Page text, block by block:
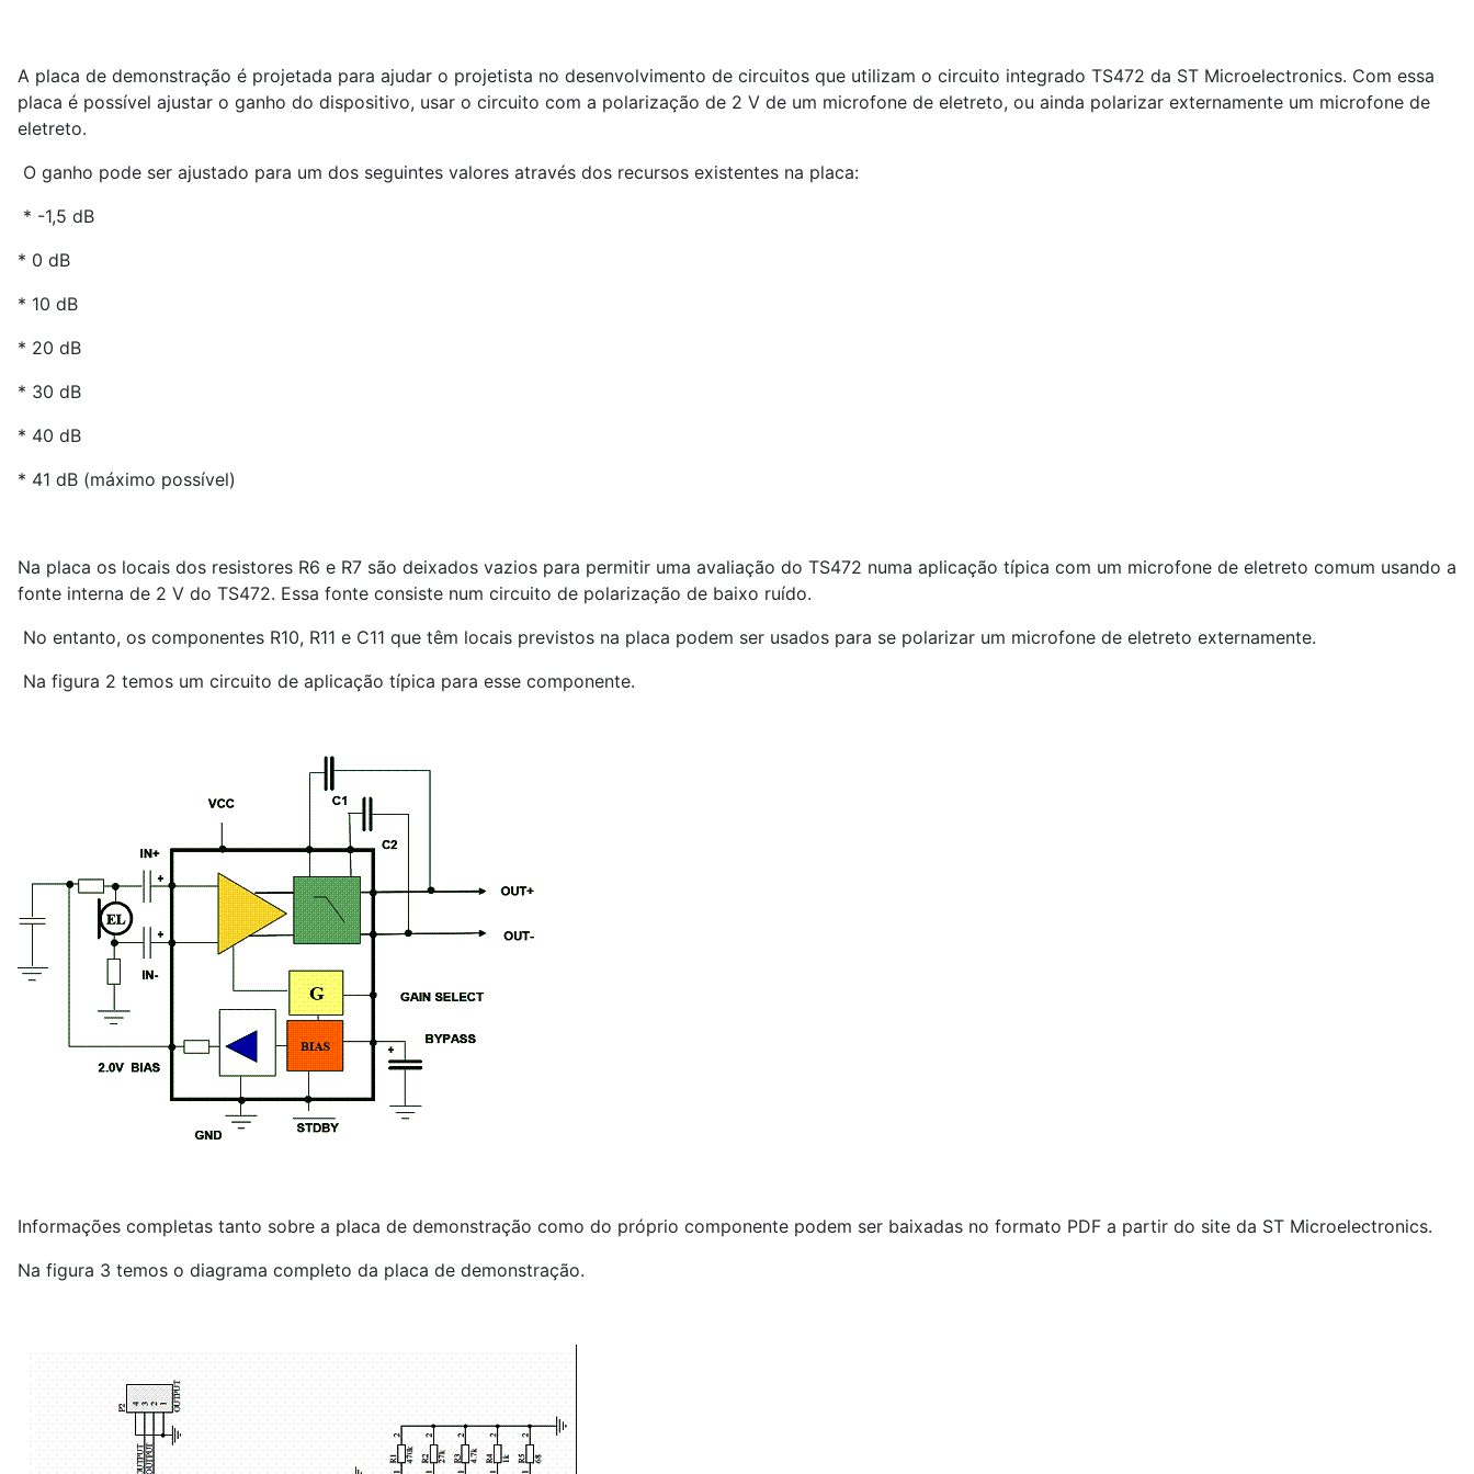
A placa de demonstração é projetada para ajudar o projetista no desenvolvimento de circuitos que utilizam o circuito integrado TS472 da ST Microelectronics. Com essa
placa é possível ajustar o ganho do dispositivo, usar o circuito com a polarização de 2 V de um microfone de eletreto, ou ainda polarizar externamente um microfone de
eletreto.
O ganho pode ser ajustado para um dos seguintes valores através dos recursos existentes na placa:
* -1,5 dB
* 0 dB
* 10 dB
* 20 dB
* 30 dB
* 40 dB
* 41 dB (máximo possível)
Na placa os locais dos resistores R6 e R7 são deixados vazios para permitir uma avaliação do TS472 numa aplicação típica com um microfone de eletreto comum usando a
fonte interna de 2 V do TS472. Essa fonte consiste num circuito de polarização de baixo ruído.
No entanto, os componentes R10, R11 e C11 que têm locais previstos na placa podem ser usados para se polarizar um microfone de eletreto externamente.
Na figura 2 temos um circuito de aplicação típica para esse componente.
Informações completas tanto sobre a placa de demonstração como do próprio componente podem ser baixadas no formato PDF a partir do site da ST Microelectronics.
Na figura 3 temos o diagrama completo da placa de demonstração.